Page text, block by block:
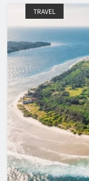
TRAVEL